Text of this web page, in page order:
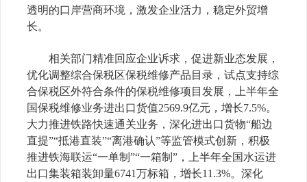
透明的口岸营商环境，激发企业活力，稳定外贸增
长。
相关部门精准回应企业诉求，促进新业态发展，
优化调整综合保税区保税维修产品目录，试点支持综
合保税区外符合条件的保税维修项目发展，上半年全
国保税维修业务进出口货值2569.9亿元，增长7.5%。
大力推进铁路快速通关业务，深化进出口货物“船边
直提”“抵港直装”“离港确认”等监管模式创新，积极
推进铁海联运“一单制”“一箱制”，上半年全国水运进
出口集装箱装卸量6741万标箱，增长11.3%。深化